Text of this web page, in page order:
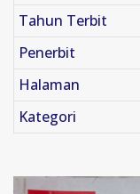
Tahun Terbit
Penerbit
Halaman
Kategori